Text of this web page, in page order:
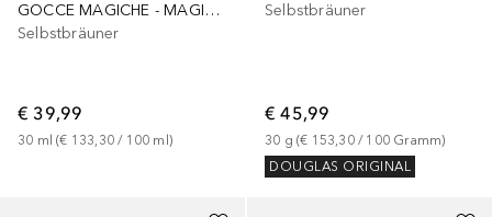
GOCCE MAGICHE - MAGIC DROPS
Selbstbräuner
€ 39,99
30 ml (€ 133,30 / 100 ml )
Selbstbräuner
€ 45,99
30 g (€ 153,30 / 100 Gramm)
DOUGLAS ORIGINAL